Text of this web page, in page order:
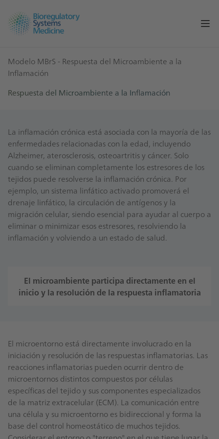
Modelo MBrS - Respuesta del Microambiente a la
Inflamación
Respuesta del Microambiente a la Inflamación
La inflamación crónica está asociada con la mayoría de las
enfermedades relacionadas con la edad, incluyendo
Alzheimer, aterosclerosis, osteoartritis y cáncer. Solo
cuando se eliminan completamente los estresores de los
tejidos puede resolverse la inflamación crónica. Por
ejemplo, un sistema linfático activado promoverá el
drenaje linfático, la circulación de antígenos y la
migración celular, siendo esencial para ayudar al cuerpo a
eliminar o minimizar esos estresores, resolviendo la
inflamación y volviendo a un estado de salud.
El microambiente participa directamente en el
inicio y la resolución de la respuesta inflamatoria
El microentorno está directamente involucrado en la
iniciación y resolución de las respuestas inflamatorias. Las
reacciones inflamatorias pueden ocurrir dentro de
microentornos distintos compuestos por células
específicas del tejido y sus componentes especializados
de la matriz extracelular (ECM). La comunicación entre
una célula y su microentorno es bidireccional y forma la
base del control homeostático de muchos tejidos.